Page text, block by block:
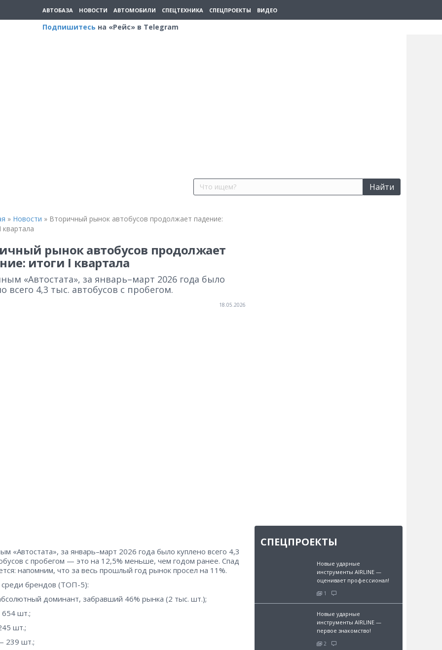
АВТОБАЗА НОВОСТИ АВТОМОБИЛИ СПЕЦТЕХНИКА СПЕЦПРОЕКТЫ ВИДЕО
Подпишитесь на «Рейс» в Telegram
Найти
» Новости » Вторичный рынок автобусов продолжает падение:
квартала
рынок автобусов продолжает
итоги I квартала
«Автостата», за январь–март 2026 года было
всего 4,3 тыс. автобусов с пробегом.
18.05.2026
«Автостата», за январь–март 2026 года было куплено всего 4,3
с пробегом — это на 12,5% меньше, чем годом ранее. Спад
напомним, что за весь прошлый год рынок просел на 11%.
брендов (ТОП-5):
доминант, забравший 46% рынка (2 тыс. шт.);
шт.;
шт.;
шт.;
СПЕЦПРОЕКТЫ
Новые ударные
инструменты AIRLINE —
оценивает профессионал!
1
Новые ударные
инструменты AIRLINE —
первое знакомство!
2